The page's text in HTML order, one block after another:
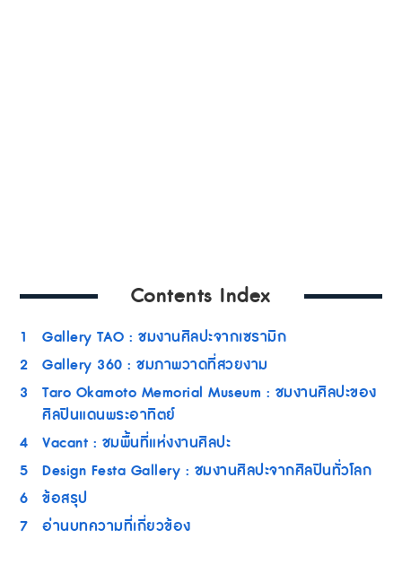
Contents Index
1
Gallery TAO : ชมงานศิลปะจากเซรามิก
2 Gallery 360 : ชมภาพวาดที่สวยงาม
3
Taro Okamoto Memorial Museum : ชมงานศิลปะของ
ศิลปินแดนพระอาทิตย์
4 Vacant : ชมพื้นที่แห่งงานศิลปะ
5 Design Festa Gallery : ชมงานศิลปะจากศิลปินทั่วโลก
6 ข้อสรุป
7 อ่านบทความที่เกี่ยวข้อง